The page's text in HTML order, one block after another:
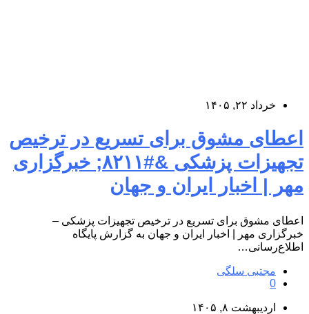
خرداد ۲۲, ۱۴۰۵
اعطای مشوق برای تسریع در ترخیص
تجهیزات پزشکی &#۸۲۱۱; خبرگزاری
مهر | اخبار ایران و جهان
اعطای مشوق برای تسریع در ترخیص تجهیزات پزشکی –
خبرگزاری مهر | اخبار ایران و جهان به گزارش پایگاه
اطلاع‌رسانی…
مجتبی سلگی
0
اردیبهشت ۸, ۱۴۰۵